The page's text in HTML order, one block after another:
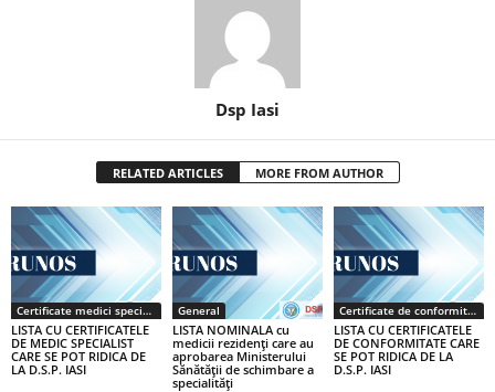
Dsp Iasi
RELATED ARTICLES MORE FROM AUTHOR
Certificate medici specialiști / primari
LISTA CU CERTIFICATELE
DE MEDIC SPECIALIST
CARE SE POT RIDICA DE
LA D.S.P. IASI
General
LISTA NOMINALA cu
medicii rezidenţi care au
aprobarea Ministerului
Sănătăţii de schimbare a
specialităţi
Certificate de conformitate
LISTA CU CERTIFICATELE
DE CONFORMITATE CARE
SE POT RIDICA DE LA
D.S.P. IASI